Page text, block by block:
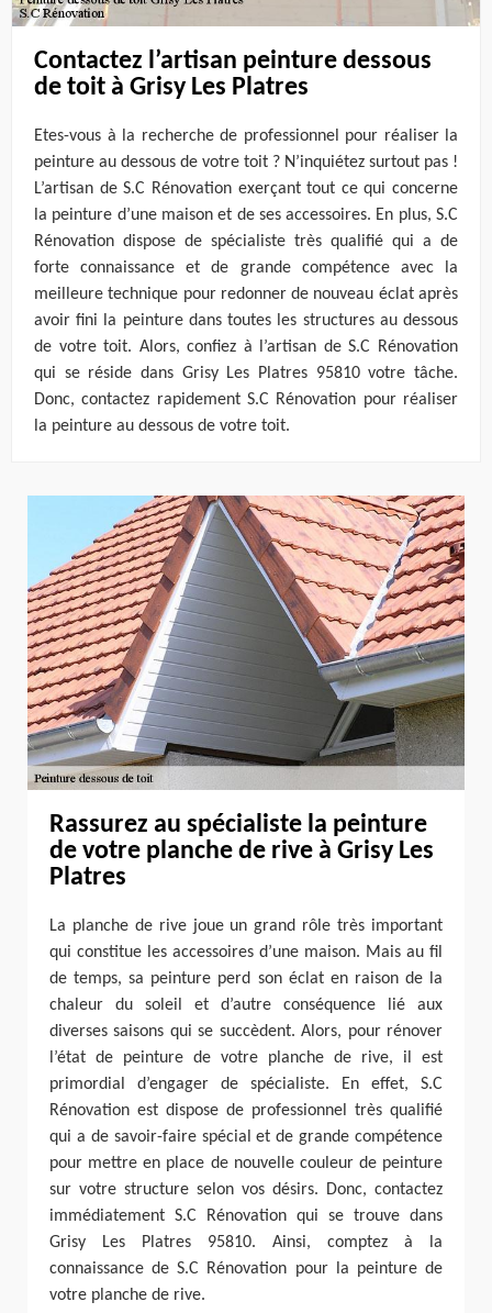
Contactez l’artisan peinture dessous
de toit à Grisy Les Platres
Etes-vous à la recherche de professionnel pour réaliser la
peinture au dessous de votre toit ? N’inquiétez surtout pas !
L’artisan de S.C Rénovation exerçant tout ce qui concerne
la peinture d’une maison et de ses accessoires. En plus, S.C
Rénovation dispose de spécialiste très qualifié qui a de
forte connaissance et de grande compétence avec la
meilleure technique pour redonner de nouveau éclat après
avoir fini la peinture dans toutes les structures au dessous
de votre toit. Alors, confiez à l’artisan de S.C Rénovation
qui se réside dans Grisy Les Platres 95810 votre tâche.
Donc, contactez rapidement S.C Rénovation pour réaliser
la peinture au dessous de votre toit.
Rassurez au spécialiste la peinture
de votre planche de rive à Grisy Les
Platres
La planche de rive joue un grand rôle très important
qui constitue les accessoires d’une maison. Mais au fil
de temps, sa peinture perd son éclat en raison de la
chaleur du soleil et d’autre conséquence lié aux
diverses saisons qui se succèdent. Alors, pour rénover
l’état de peinture de votre planche de rive, il est
primordial d’engager de spécialiste. En effet, S.C
Rénovation est dispose de professionnel très qualifié
qui a de savoir-faire spécial et de grande compétence
pour mettre en place de nouvelle couleur de peinture
sur votre structure selon vos désirs. Donc, contactez
immédiatement S.C Rénovation qui se trouve dans
Grisy Les Platres 95810. Ainsi, comptez à la
connaissance de S.C Rénovation pour la peinture de
votre planche de rive.